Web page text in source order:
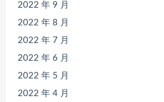
2022 年 9 月
2022 年 8 月
2022 年 7 月
2022 年 6 月
2022 年 5 月
2022 年 4 月